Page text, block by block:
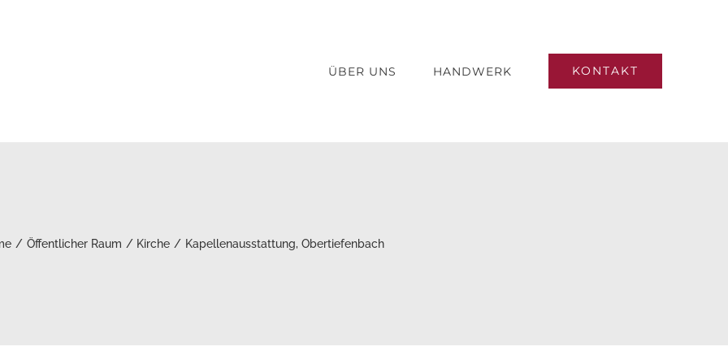
ÜBER UNS HANDWERK KONTAKT
Öffentlicher Raum Kirche Kapellenausstattung, Obertiefenbach